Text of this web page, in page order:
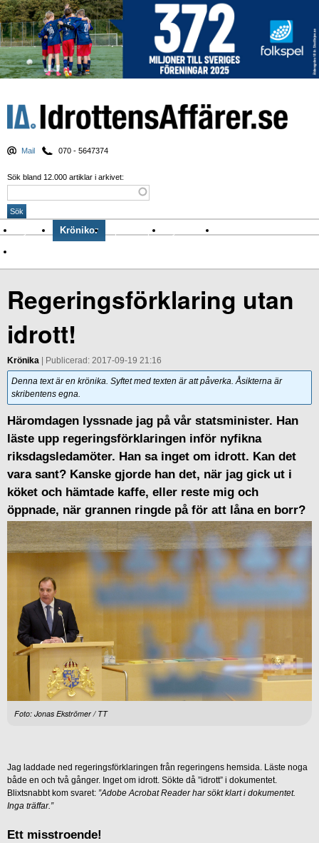
Mail 070 - 5647374
Sök bland 12.000 artiklar i arkivet:
Nyheter Krönikor Sport & spel Nyhetsbrev
Regeringsförklaring utan
idrott!
Krönika | Publicerad: 2017-09-19 21:16
Denna text är en krönika. Syftet med texten är att påverka. Åsikterna är
skribentens egna.
Häromdagen lyssnade jag på vår statsminister. Han
läste upp regeringsförklaringen inför nyfikna
riksdagsledamöter. Han sa inget om idrott. Kan det
vara sant? Kanske gjorde han det, när jag gick ut i
köket och hämtade kaffe, eller reste mig och
öppnade, när grannen ringde på för att låna en borr?
Foto: Jonas Ekströmer / TT
Jag laddade ned regeringsförklaringen från regeringens hemsida. Läste noga
både en och två gånger. Inget om idrott. Sökte då ”idrott” i dokumentet.
Blixtsnabbt kom svaret: ”Adobe Acrobat Reader har sökt klart i dokumentet.
Inga träffar.”
Ett misstroende!